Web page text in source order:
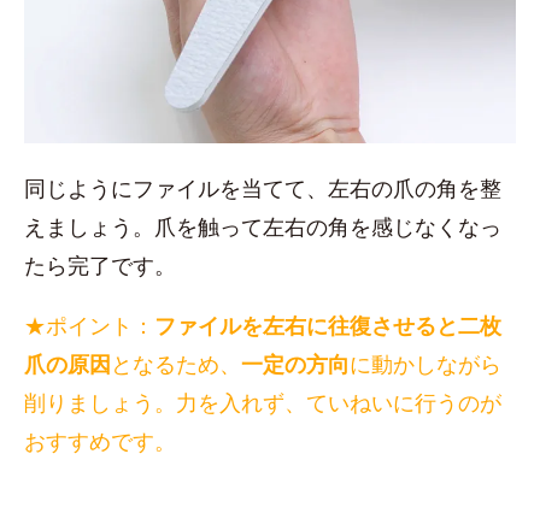
同じようにファイルを当てて、左右の爪の角を整
えましょう。爪を触って左右の角を感じなくなっ
たら完了です。
★ポイント： ファイルを左右に往復させると二枚
爪の原因となるため、 一定の方向に動かしながら
削りましょう。力を入れず、ていねいに行うのが
おすすめです。